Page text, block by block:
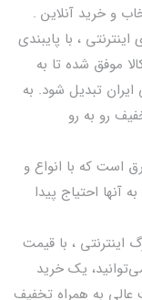
و خرید آنلاین .
، با پایبندی
موفق شده تا به
تبدیل شود. به
رو به رو
است که با انواع و
احتیاج پیدا
اینترنتی ، با قيمت
یک خرید
به همراه تخفیف